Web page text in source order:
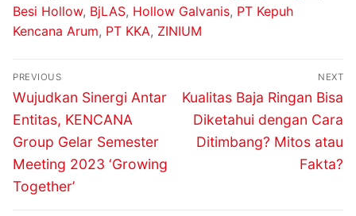
Besi Hollow, BjLAS, Hollow Galvanis, PT Kepuh
Kencana Arum, PT KKA, ZINIUM
PREVIOUS
Wujudkan Sinergi Antar
Entitas, KENCANA
Group Gelar Semester
Meeting 2023 ‘Growing
Together’
NEXT
Kualitas Baja Ringan Bisa
Diketahui dengan Cara
Ditimbang? Mitos atau
Fakta?